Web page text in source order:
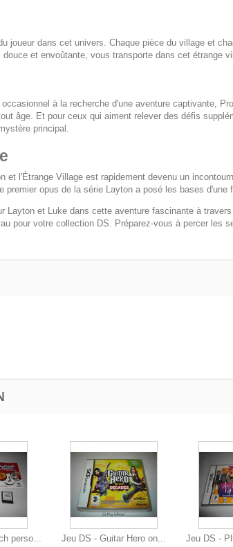
joueur dans cet univers. Chaque pièce du village et
et envoûtante, vous transporte dans cet étrange
à la recherche d'une aventure captivante,
âge. Et pour ceux qui aiment relever des défis
principal.
et l'Étrange Village est rapidement devenu un
premier opus de la série Layton a posé les bases d'une
Layton et Luke dans cette aventure fascinante à travers
pour votre collection DS. Préparez-vous à percer
perso...
Jeu DS - Guitar Hero on...
Jeu DS -